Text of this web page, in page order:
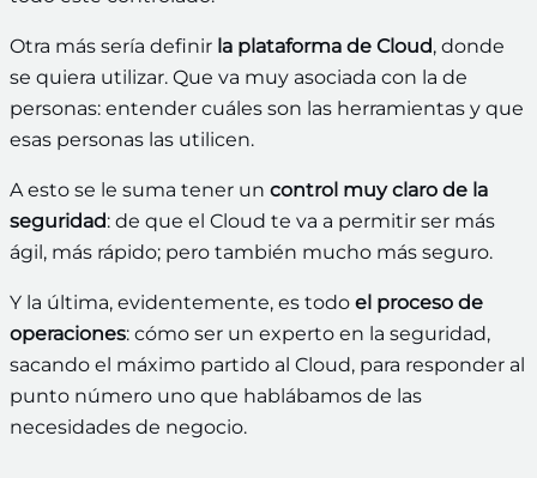
Otra más sería definir la plataforma de Cloud, donde
se quiera utilizar. Que va muy asociada con la de
personas: entender cuáles son las herramientas y que
esas personas las utilicen.
A esto se le suma tener un control muy claro de la
seguridad: de que el Cloud te va a permitir ser más
ágil, más rápido; pero también mucho más seguro.
Y la última, evidentemente, es todo el proceso de
operaciones: cómo ser un experto en la seguridad,
sacando el máximo partido al Cloud, para responder al
punto número uno que hablábamos de las
necesidades de negocio.